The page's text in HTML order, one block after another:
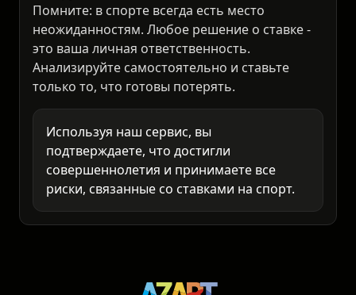
рассчитывает вероятности спортивных
событий. Эта информация для размышления,
а не руководство к действию.
Помните: в спорте всегда есть место
неожиданностям. Любое решение о ставке -
это ваша личная ответственность.
Анализируйте самостоятельно и ставьте
только то, что готовы потерять.
Используя наш сервис, вы
подтверждаете, что достигли
совершеннолетия и принимаете все